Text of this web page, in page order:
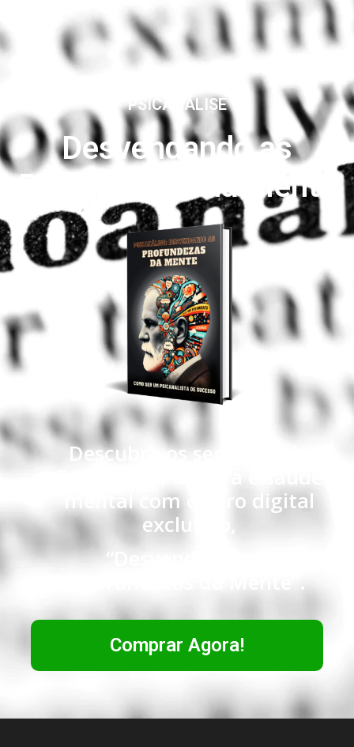
PSICANÁLISE
Desvendando as
Profundezas da Mente​
Descubra os segredos da
mental com o livro digital
exclusivo,
“Desvendando as
Profundezas da Mente”.
Comprar Agora!